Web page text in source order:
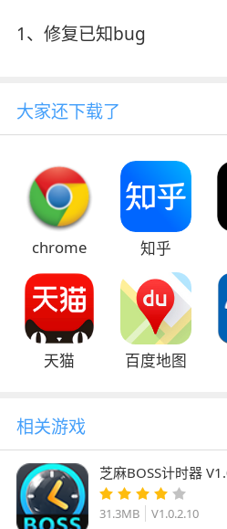
1、修复已知bug
大家还下载了
chrome 知乎
天猫 百度地图
相关游戏
芝麻BOSS计时器
31.3MB V1.0.2.10